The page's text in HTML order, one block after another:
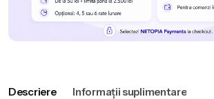
Descriere Informații suplimentare